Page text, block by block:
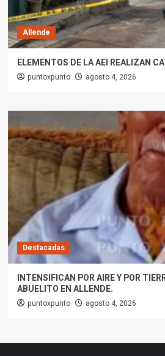
Allende
ELEMENTOS DE LA AEI REALIZAN
puntoxpunto agosto 4, 2026
Destacadas
INTENSIFICAN POR AIRE Y POR
ABUELITO EN ALLENDE.
puntoxpunto agosto 4, 2026